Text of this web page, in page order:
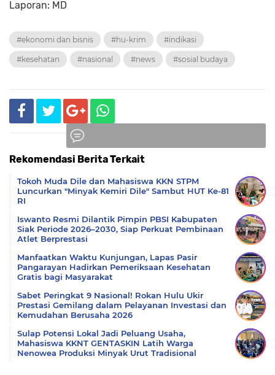
Laporan: MD
#ekonomi dan bisnis #hu-krim #indikasi
#kesehatan #nasional #news #sosial budaya
Rekomendasi Berita Terkait
Tokoh Muda Dile dan Mahasiswa KKN STPM
Luncurkan "Minyak Kemiri Dile" Sambut HUT Ke-81
RI
Iswanto Resmi Dilantik Pimpin PBSI Kabupaten
Siak Periode 2026–2030, Siap Perkuat Pembinaan
Atlet Berprestasi
Manfaatkan Waktu Kunjungan, Lapas Pasir
Pangarayan Hadirkan Pemeriksaan Kesehatan
Gratis bagi Masyarakat
Sabet Peringkat 9 Nasional! Rokan Hulu Ukir
Prestasi Gemilang dalam Pelayanan Investasi dan
Kemudahan Berusaha 2026
Sulap Potensi Lokal Jadi Peluang Usaha,
Mahasiswa KKNT GENTASKIN Latih Warga
Nenowea Produksi Minyak Urut Tradisional